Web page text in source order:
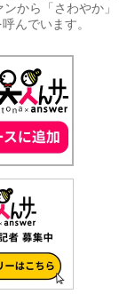
から「さわやか」
んでいます。